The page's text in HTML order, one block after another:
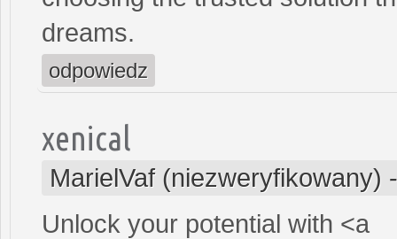
dreams.
odpowiedz
xenical
MarielVaf (niezweryfikowany)
Unlock your potential with <a